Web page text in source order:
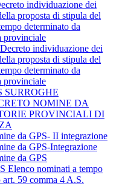
individuazione dei
proposta di stipula del
determinato da
provinciale
individuazione dei
proposta di stipula del
determinato da
provinciale
SURROGHE
NOMINE DA
PROVINCIALI DI
da GPS- II integrazione
da GPS-Integrazione
da GPS
Elenco nominati a tempo
art. 59 comma 4 A.S.